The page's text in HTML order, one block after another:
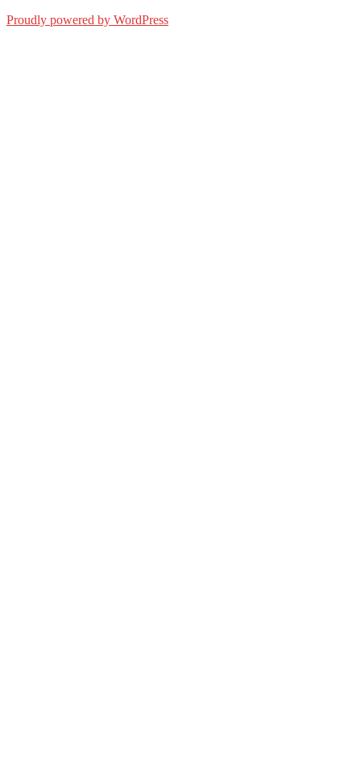
Proudly powered by WordPress